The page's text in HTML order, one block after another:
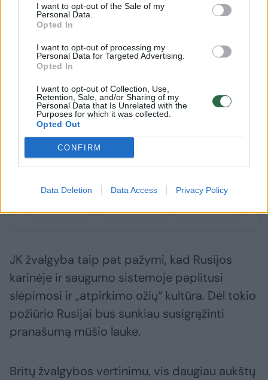
I want to opt-out of the Sale of my
Personal Data.
Opted In
I want to opt-out of processing my
Personal Data for Targeted Advertising.
Opted In
I want to opt-out of Collection, Use,
Retention, Sale, and/or Sharing of my
Personal Data that Is Unrelated with the
Purposes for which it was collected.
Opted Out
CONFIRM
Data Deletion Data Access Privacy Policy
Analitikai
prorusiškuose
tinkluose
fiksuoja
pasimetimą:
propagandos
išplauti
rusai
nesuprato,
įvyko
Rusija
išsiunčia
Europos
šalių
diplomatų
Baltarusijoje
uždraustas
distopinio
JK žvalgyba taip pat pažymi, kad Rusijos
karinėje ir saugumo sistemoje paplitusi
slėpimosi ir „atpirkimo ožių“ kultūra. Dėl tokio
požiūrio Rusijai bus sunkiau susigrąžinti
pranašumą mūšio lauke.
Britų žvalgybos vertinimu, vis daugiau aukštų